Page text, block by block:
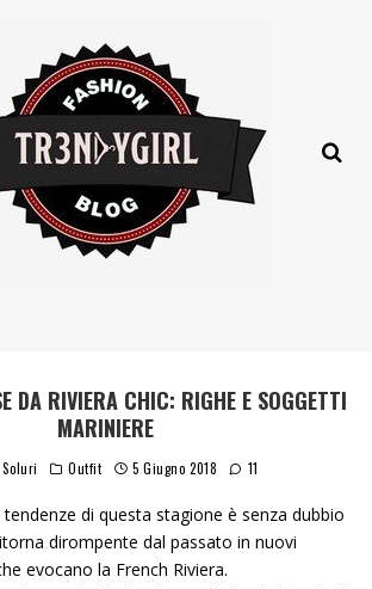
DA RIVIERA CHIC: RIGHE E SOGGETTI
MARINIERE
Outfit 5 Giugno 2018 11
di questa stagione è senza dubbio
dirompente dal passato in nuovi
evocano la French Riviera.